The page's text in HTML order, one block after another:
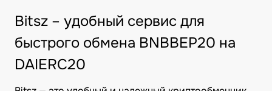
Bitsz – удобный сервис для
быстрого обмена BNBBEP20 на
DAIERC20